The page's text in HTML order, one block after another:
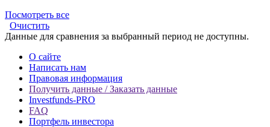
Посмотреть все
Очистить
Данные для сравнения за выбранный период не доступны.
О сайте
Написать нам
Правовая информация
Получить данные / Заказать данные
Investfunds-PRO
FAQ
Портфель инвестора